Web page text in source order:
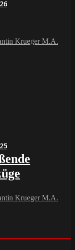
Krueger M.A.
Krueger M.A.